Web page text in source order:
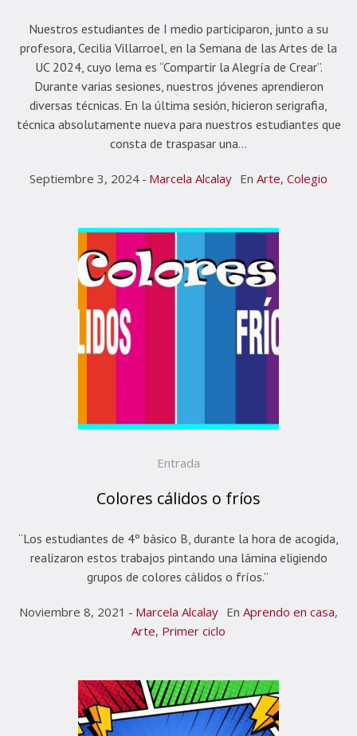
Nuestros estudiantes de I medio participaron, junto a su
profesora, Cecilia Villarroel, en la Semana de las Artes de la
UC 2024, cuyo lema es “Compartir la Alegría de Crear”.
Durante varias sesiones, nuestros jóvenes aprendieron
diversas técnicas. En la última sesión, hicieron serigrafia,
técnica absolutamente nueva para nuestros estudiantes que
consta de traspasar una...
Septiembre 3, 2024 Marcela Alcalay En Arte, Colegio
Entrada
Colores cálidos o fríos
“Los estudiantes de 4º básico B, durante la hora de acogida,
realizaron estos trabajos pintando una lámina eligiendo
grupos de colores cálidos o fríos.”
Noviembre 8, 2021 Marcela Alcalay En Aprendo en casa,
Arte, Primer ciclo